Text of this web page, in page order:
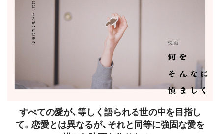
すべての愛が、等しく語られる世の中を目指し
て。恋愛とは異なるが、それと同等に強固な愛を